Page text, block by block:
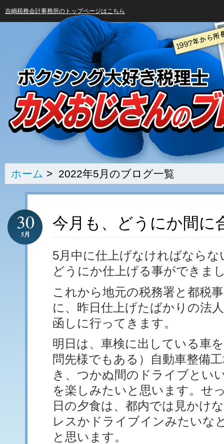
吉嶋税務会計事務所のトップページはこちら
ホーム > 2022年5月のブログ一覧
今月も、どうにか間に
30
5月
5月中に仕上げなければならな
どうにか仕上げる事ができま
これから地元の税務署と都税
に、昨日仕上げたばかりの法
函しに行ってきます。
明日は、車検に出している車
問先様でもある）自動車整備
き、つかぬ間のドライブとい
を楽しみたいと思います。せ
日の夕食は、都内では見かけ
レスかドライブインみたいな
と思います。